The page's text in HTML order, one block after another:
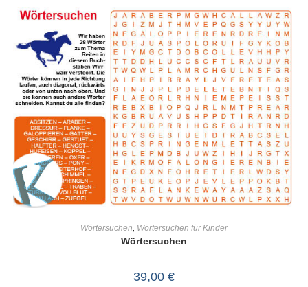
Wörtersuchen Wörtersuchen für Kinder
Wörtersuchen
39,00 €